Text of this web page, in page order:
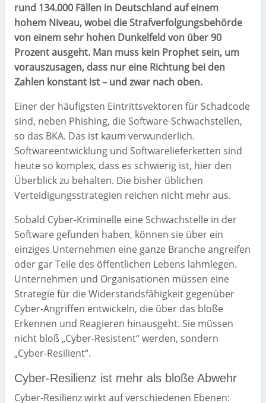
rund 134.000 Fällen in Deutschland auf einem
hohem Niveau, wobei die Strafverfolgungsbehörde
von einem sehr hohen Dunkelfeld von über 90
Prozent ausgeht. Man muss kein Prophet sein, um
vorauszusagen, dass nur eine Richtung bei den
Zahlen konstant ist – und zwar nach oben.
Einer der häufigsten Eintrittsvektoren für Schadcode
sind, neben Phishing, die Software-Schwachstellen,
so das BKA. Das ist kaum verwunderlich.
Softwareentwicklung und Softwarelieferketten sind
heute so komplex, dass es schwierig ist, hier den
Überblick zu behalten. Die bisher üblichen
Verteidigungsstrategien reichen nicht mehr aus.
Sobald Cyber-Kriminelle eine Schwachstelle in der
Software gefunden haben, können sie über ein
einziges Unternehmen eine ganze Branche angreifen
oder gar Teile des öffentlichen Lebens lahmlegen.
Unternehmen und Organisationen müssen eine
Strategie für die Widerstandsfähigkeit gegenüber
Cyber-Angriffen entwickeln, die über das bloße
Erkennen und Reagieren hinausgeht. Sie müssen
nicht bloß „Cyber-Resistent“ werden, sondern
„Cyber-Resilient“.
Cyber-Resilienz ist mehr als bloße Abwehr
Cyber-Resilienz wirkt auf verschiedenen Ebenen: